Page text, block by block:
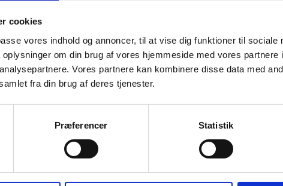
cookies
vores indhold og annoncer, til at vise dig funktioner til sociale
om din brug af vores hjemmeside med vores partnere
Vores partnere kan kombinere disse data med
fra din brug af deres tjenester.
Præferencer Statistik